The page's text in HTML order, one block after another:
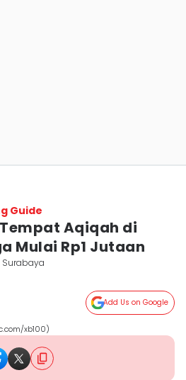
Guide
Aqiqah di
Mulai Rp1 Jutaan
Surabaya
Add Us on Google
xb100)